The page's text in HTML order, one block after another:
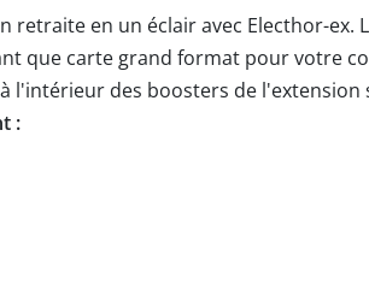
en un éclair avec Electhor-ex.
que carte grand format pour votre
des boosters de l'extension
: